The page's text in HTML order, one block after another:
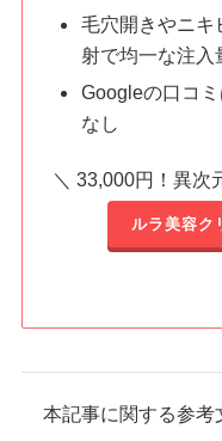
毛穴開きやニキ
射で均一な注入
Googleの口コ
なし
＼ 33,000円！異次
ルラ美容ク
本記事に関する参考